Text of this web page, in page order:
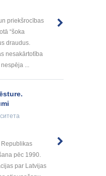
priekšrocības
“šoka
draudus.
nesakārtotība
...
pēc 1990.
par Latvijas